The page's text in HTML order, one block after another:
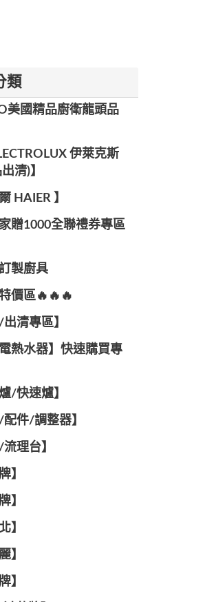
類
美國精品廚衛龍頭品
伊萊克斯
清)】
HAIER 】
贈1000全聯禮券專區
製廚具
價區🔥🔥🔥
出清專區】
熱水器】快速購買專
/快速爐】
配件/調整器】
流理台】
】
】
】
】
】